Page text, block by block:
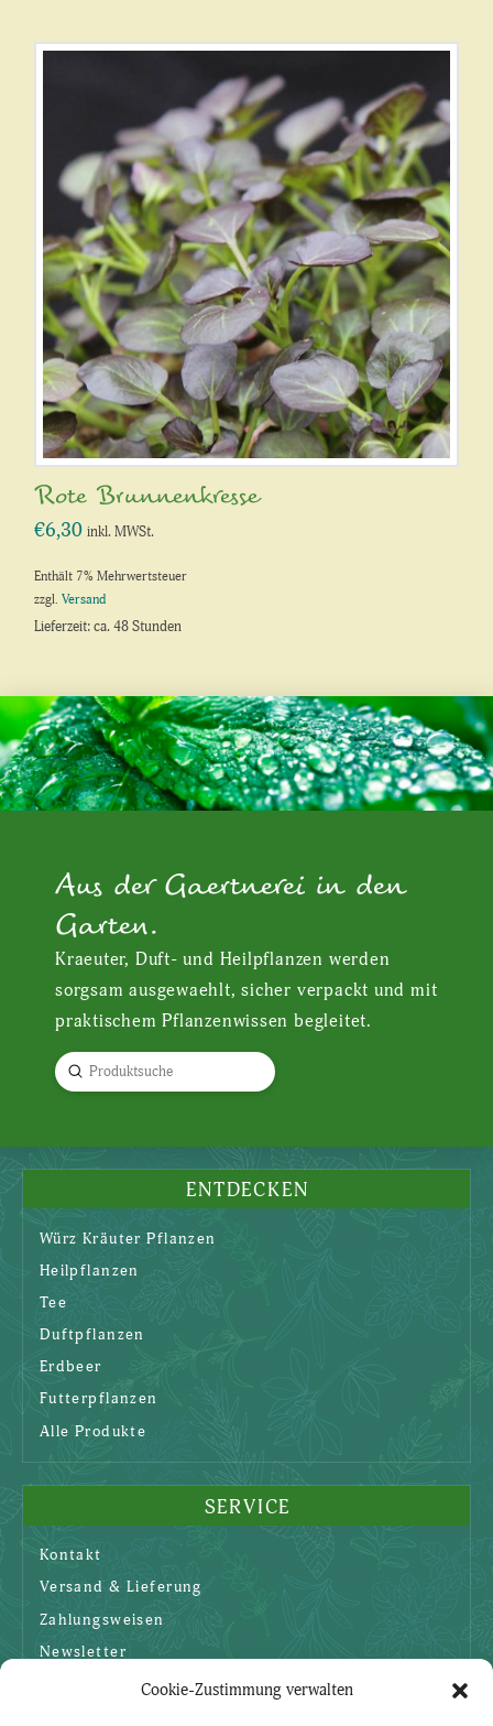
Cookie-Zustimmung verwalten
Rote Brunnenkresse
€6,30 inkl. MWSt.
Enthält 7% Mehrwertsteuer
zzgl.Versand
Lieferzeit: ca. 48 Stunden
Aus der Gaertnerei in den
Garten.
Kraeuter, Duft- und Heilpflanzen werden
sorgsam ausgewaehlt, sicher verpackt und mit
praktischem Pflanzenwissen begleitet.
Search
Submit
ENTDECKEN
Würz Kräuter Pflanzen
Heilpflanzen
Tee
Duftpflanzen
Erdbeer
Futterpflanzen
Alle Produkte
SERVICE
Kontakt
Versand & Lieferung
Zahlungsweisen
Newsletter